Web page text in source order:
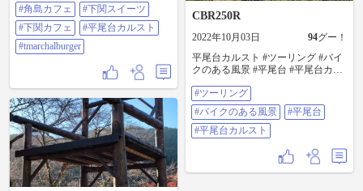
#角島カフェ
#下関スイーツ
#下関カフェ
#平尾台カルスト
#tmarchalburger
動だったですが、明日は走りも景
色も楽しめそうな阿蘇方面へ 頼
むから雨降らないで🙏 #XSR155
#Z900RS #門司港レトロ #平尾台カ
ルスト #焼きカレー
CBR250R
2022年10月03日 94グー！
平尾台カルスト #ツーリング #バイ
クのある風景 #平尾台 #平尾台カル
#ツーリング
#バイクのある風景
#平尾台
#平尾台カルスト